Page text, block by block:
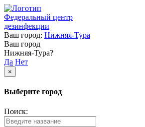
Федеральный центр
дезинфекции
Ваш город: Нижняя-Тура
Ваш город
Нижняя-Тура?
Да Нет
×
Выберите город
Поиск: